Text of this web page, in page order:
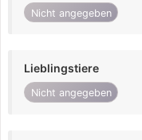
Nicht angegeben
Lieblingstiere
Nicht angegeben